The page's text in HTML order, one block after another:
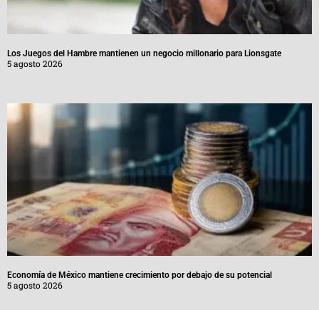
Los Juegos del Hambre mantienen un negocio millonario para Lionsgate
5 agosto 2026
Economía de México mantiene crecimiento por debajo de su potencial
5 agosto 2026